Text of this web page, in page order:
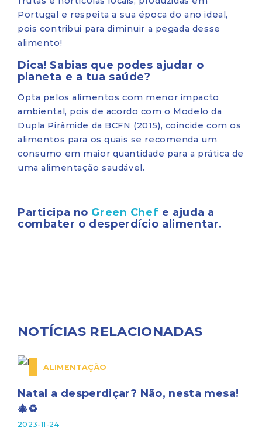
Portugal e respeita a sua época do ano ideal,
pois contribui para diminuir a pegada desse
alimento!
Dica! Sabias que podes ajudar o
planeta e a tua saúde?
Opta pelos alimentos com menor impacto
ambiental, pois de acordo com o Modelo da
Dupla Pirâmide da BCFN (2015), coincide com os
alimentos para os quais se recomenda um
consumo em maior quantidade para a prática de
uma alimentação saudável.
Participa no Green Chef e ajuda a
combater o desperdício alimentar.
NOTÍCIAS RELACIONADAS
ALIMENTAÇÃO
Natal a desperdiçar? Não, nesta mesa!
🎄♻
2023-11-24